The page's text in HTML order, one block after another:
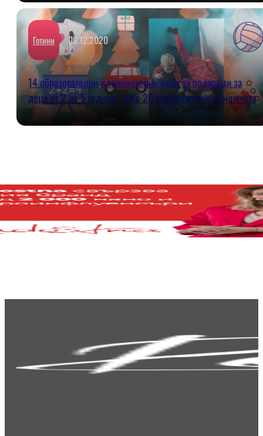
Готини 08.12.2020
14 образователни и занимателни идеи за подаръци за
деца от 2 до 5 години + още 20 предложения за момчета